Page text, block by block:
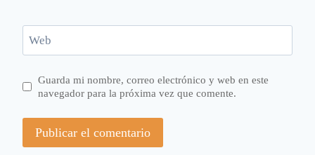
Web
Guarda mi nombre, correo electrónico y web en este
navegador para la próxima vez que comente.